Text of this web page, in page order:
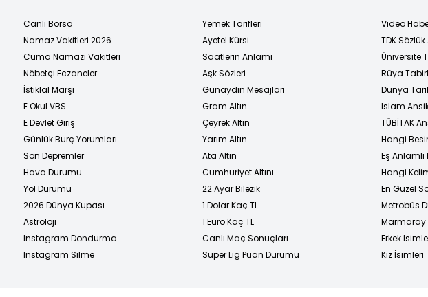
Canlı Borsa
Namaz Vakitleri 2026
Cuma Namazı Vakitleri
Nöbetçi Eczaneler
İstiklal Marşı
E Okul VBS
E Devlet Giriş
Günlük Burç Yorumları
Son Depremler
Hava Durumu
Yol Durumu
2026 Dünya Kupası
Astroloji
Instagram Dondurma
Instagram Silme
Yemek Tarifleri
Ayetel Kürsi
Saatlerin Anlamı
Aşk Sözleri
Günaydın Mesajları
Gram Altın
Çeyrek Altın
Yarım Altın
Ata Altın
Cumhuriyet Altını
22 Ayar Bilezik
1 Dolar Kaç TL
1 Euro Kaç TL
Canlı Maç Sonuçları
Süper Lig Puan Durumu
Video
TDK
Üniversite
Rüya
Dünya
İslam
TÜBİTAK
Hangi
Eş
Hangi
En Güzel
Metrobüs
Marmaray
Erkek
Kız İsimleri